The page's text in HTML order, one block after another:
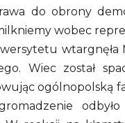
do obrony
wobec
wtargnęła
Wiec został
ogólnopolską